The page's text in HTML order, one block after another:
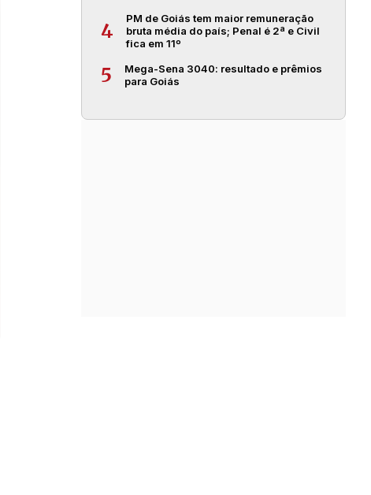
4
PM de Goiás tem maior remuneração
bruta média do país; Penal é 2ª e Civil
fica em 11º
5
Mega-Sena 3040: resultado e prêmios
para Goiás